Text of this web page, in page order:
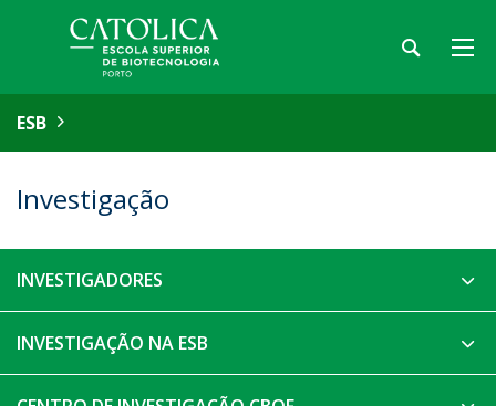
ESB
Investigação
INVESTIGADORES
INVESTIGAÇÃO NA ESB